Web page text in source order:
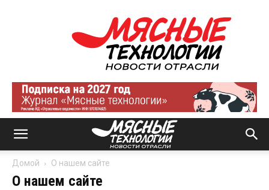
Мясные
технологии
|
Новости
отрасли
Домой О нашем сайте
О нашем сайте